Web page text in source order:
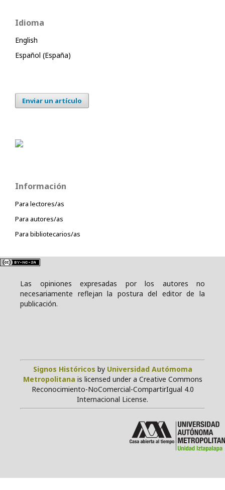
Idioma
English
Español (España)
Enviar un artículo
Información
Para lectores/as
Para autores/as
Para bibliotecarios/as
Las opiniones expresadas por los autores no
necesariamente reflejan la postura del editor de la
publicación.
Signos Históricos by Universidad Autómoma
Metropolitana is licensed under a Creative Commons
Reconocimiento-NoComercial-CompartirIgual 4.0
Internacional License.